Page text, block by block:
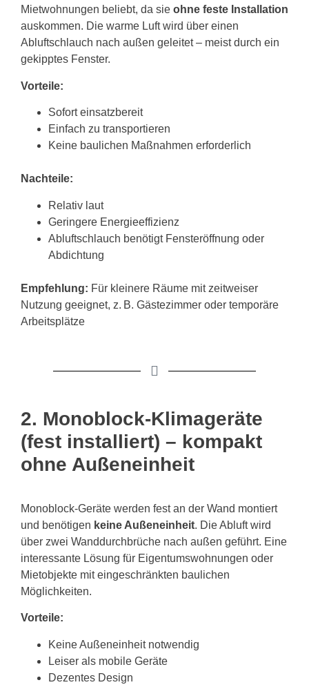
Mietwohnungen beliebt, da sie ohne feste Installation
auskommen. Die warme Luft wird über einen
Abluftschlauch nach außen geleitet – meist durch ein
gekipptes Fenster.
Vorteile:
Sofort einsatzbereit
Einfach zu transportieren
Keine baulichen Maßnahmen erforderlich
Nachteile:
Relativ laut
Geringere Energieeffizienz
Abluftschlauch benötigt Fensteröffnung oder
Abdichtung
Empfehlung: Für kleinere Räume mit zeitweiser
Nutzung geeignet, z. B. Gästezimmer oder temporäre
Arbeitsplätze
2. Monoblock-Klimageräte
(fest installiert) – kompakt
ohne Außeneinheit
Monoblock-Geräte werden fest an der Wand montiert
und benötigen keine Außeneinheit. Die Abluft wird
über zwei Wanddurchbrüche nach außen geführt. Eine
interessante Lösung für Eigentumswohnungen oder
Mietobjekte mit eingeschränkten baulichen
Möglichkeiten.
Vorteile:
Keine Außeneinheit notwendig
Leiser als mobile Geräte
Dezentes Design